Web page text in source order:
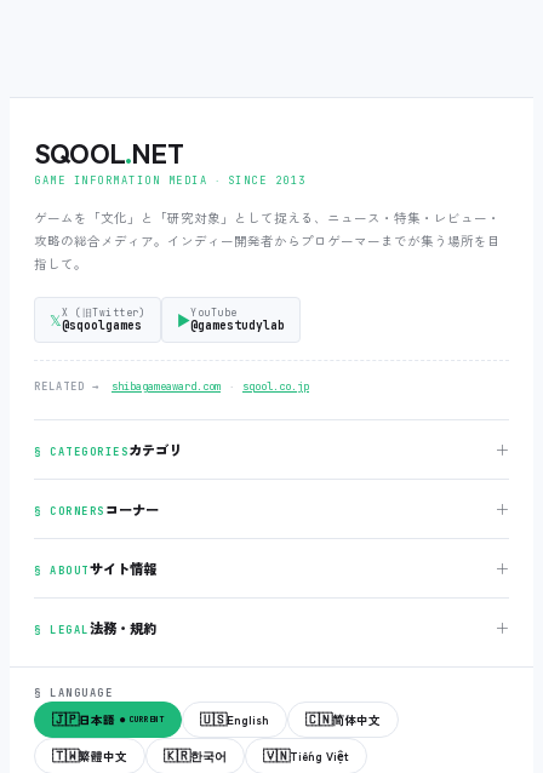
SQOOL.NET
GAME INFORMATION MEDIA ‧ SINCE 2013
ゲームを「文化」と「研究対象」として捉える、ニュース・特集・レビュー・
攻略の総合メディア。インディー開発者からプロゲーマーまでが集う場所を目
指して。
𝕏 X (旧Twitter)
@sqoolgames ▶YouTube
@gamestudylab
RELATED → shibagameaward.com ‧ sqool.co.jp
§ CATEGORIESカテゴリ ＋
§ CORNERS コーナー ＋
§ ABOUTサイト情報 ＋
§ LEGAL法務・規約 ＋
§ LANGUAGE
🇯🇵日本語 ● CURRENT 🇺🇸English 🇨🇳简体中文
🇹🇼繁體中文 🇰🇷한국어 🇻🇳Tiếng Việt